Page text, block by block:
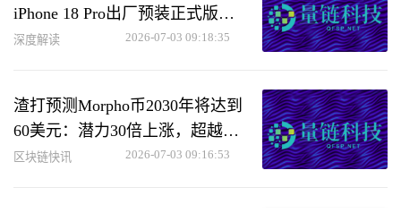
iPhone 18 Pro出厂预装正式版全
面升级
深度解读 2026-07-03 09:18:35
渣打预测Morpho币2030年将达到
60美元：潜力30倍上涨，超越
BTC和ETH
区块链快讯 2026-07-03 09:16:53